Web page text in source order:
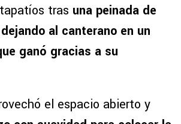
tras una peinada de
al canterano en un
ganó gracias a su
el espacio abierto y